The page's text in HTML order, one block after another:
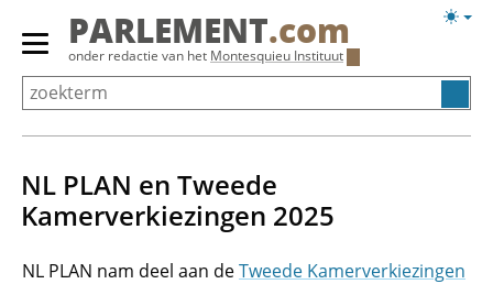
Overslaan
Primair
menu
tonen/verbergen
PARLEMENT.com
onder redactie van het Montesquieu Instituut
NL PLAN en Tweede
Kamerverkiezingen 2025
NL PLAN nam deel aan deTweede Kamerverkiezingen